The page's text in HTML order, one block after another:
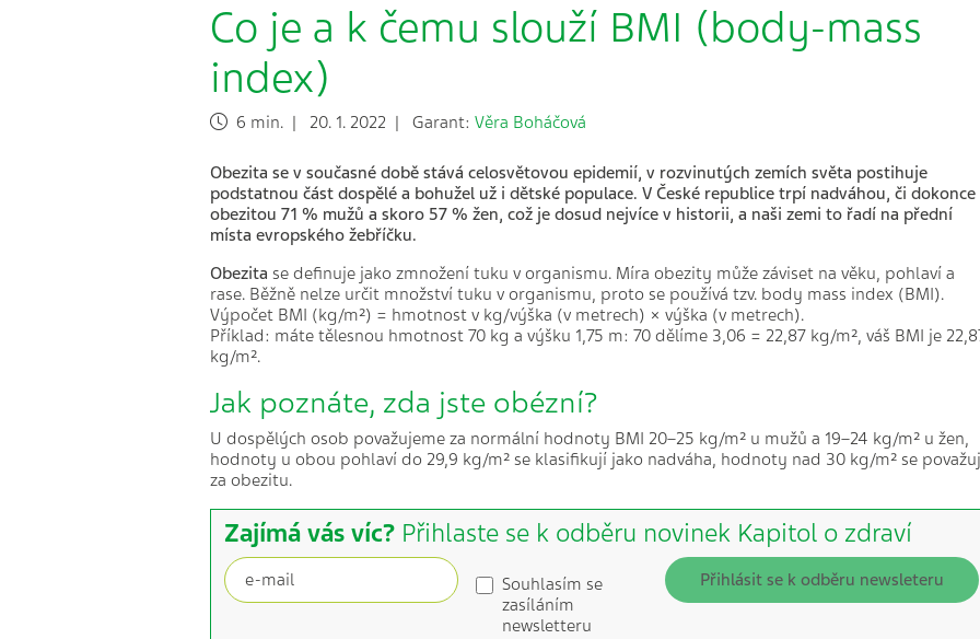
Co je a k čemu slouží BMI (body-mass
index)
6 min. | 20. 1. 2022 | Garant: Věra Boháčová
Obezita se v současné době stává celosvětovou epidemií, v rozvinutých zemích světa postihuje
podstatnou část dospělé a bohužel už i dětské populace. V České republice trpí nadváhou, či dokonce
obezitou 71 % mužů a skoro 57 % žen, což je dosud nejvíce v historii, a naši zemi to řadí na přední
místa evropského žebříčku.
Obezita se definuje jako zmnožení tuku v organismu. Míra obezity může záviset na věku, pohlaví a
rase. Běžně nelze určit množství tuku v organismu, proto se používá tzv. body mass index (BMI).
Výpočet BMI (kg/m²) = hmotnost v kg/výška (v metrech) × výška (v metrech).
Příklad: máte tělesnou hmotnost 70 kg a výšku 1,75 m: 70 dělíme 3,06 = 22,87 kg/m², váš BMI je
kg/m².
Jak poznáte, zda jste obézní?
U dospělých osob považujeme za normální hodnoty BMI 20–25 kg/m² u mužů a 19–24 kg/m² u žen,
hodnoty u obou pohlaví do 29,9 kg/m² se klasifikují jako nadváha, hodnoty nad 30 kg/m² se
za obezitu.
Zajímá vás víc? Přihlaste se k odběru novinek Kapitol o zdraví
Souhlasím se
zasíláním
newsletteru
Přihlásit se k odběru newsleteru